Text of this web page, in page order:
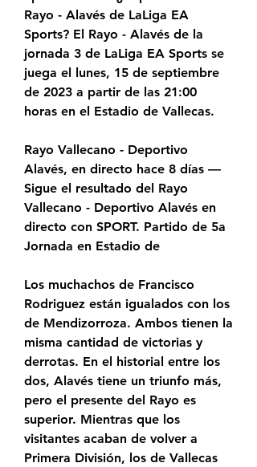
Rayo - Alavés de LaLiga EA
Sports? El Rayo - Alavés de la
jornada 3 de LaLiga EA Sports se
juega el lunes, 15 de septiembre
de 2023 a partir de las 21:00
horas en el Estadio de Vallecas.
Rayo Vallecano - Deportivo
Alavés, en directo hace 8 días —
Sigue el resultado del Rayo
Vallecano - Deportivo Alavés en
directo con SPORT. Partido de 5a
Jornada en Estadio de
Los muchachos de Francisco
Rodriguez están igualados con los
de Mendizorroza. Ambos tienen la
misma cantidad de victorias y
derrotas. En el historial entre los
dos, Alavés tiene un triunfo más,
pero el presente del Rayo es
superior. Mientras que los
visitantes acaban de volver a
Primera División, los de Vallecas